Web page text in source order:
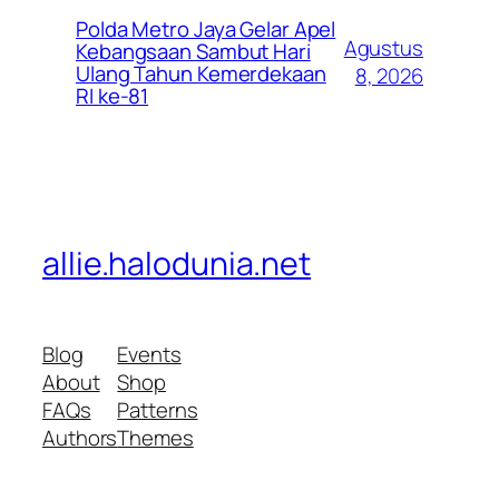
Polda Metro Jaya Gelar Apel
Kebangsaan Sambut Hari
Ulang Tahun Kemerdekaan
RI ke-81
Agustus
8, 2026
allie.halodunia.net
Blog
About
FAQs
Authors
Events
Shop
Patterns
Themes